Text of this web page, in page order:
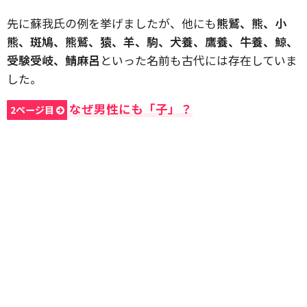
先に蘇我氏の例を挙げましたが、他にも熊鷲、熊、小
熊、斑鳩、熊鷲、猿、羊、駒、犬養、鷹養、牛養、鯨、
受験受岐、鯖麻呂 といった名前も古代には存在していま
した。
2ページ目 なぜ男性にも「子」？